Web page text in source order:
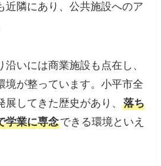
近隣にあり、公共施設へのア
いには商業施設も点在し、
境が整っています。小平市全
展してきた歴史があり、落ち
学業に専念できる環境といえ